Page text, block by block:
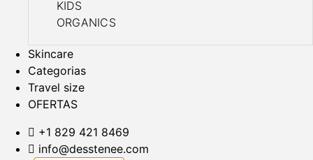
KIDS
ORGANICS
Skincare
Categorias
Travel size
OFERTAS
+1 829 421 8469
info@desstenee.com